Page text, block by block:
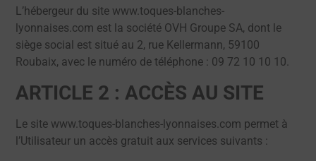
L’hébergeur du site www.toques-blanches-
lyonnaises.com est la société OVH Groupe SA, dont le
siège social est situé au 2, rue Kellermann, 59100
Roubaix, avec le numéro de téléphone : 09 72 10 10 10.
ARTICLE 2 : ACCÈS AU SITE
Le site www.toques-blanches-lyonnaises.com permet à
l’Utilisateur un accès gratuit aux services suivants :